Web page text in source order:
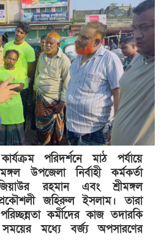
পরিদর্শনে মাঠ পর্যায়ে
উপজেলা নির্বাহী কর্মকর্তা
রহমান এবং শ্রীমঙ্গল
জহিরুল ইসলাম। তারা
কর্মীদের কাজ তদারকি
মধ্যে বর্জ্য অপসারণের